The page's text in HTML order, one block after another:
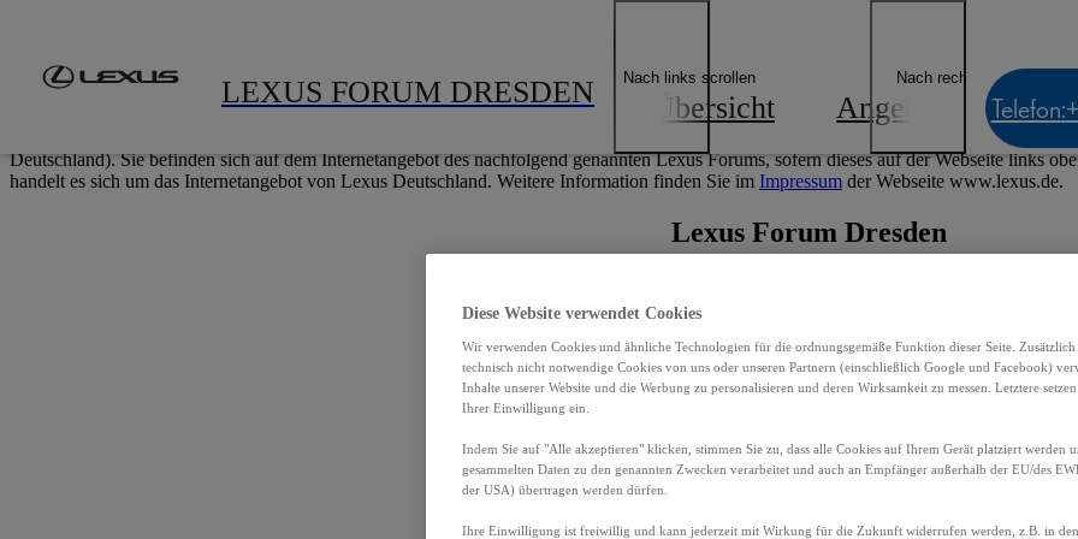
LEXUS FORUM DRESDEN Übersicht Angebote
Nach links scrollen Nach rechts scrollen
Telefon:
Impressum
Einige Seiten, Bereiche und Funktionen dieser Webseite gehören nicht zum Internetangebot des nachfolgend genannten Lexus Forums,
Deutschland). Sie befinden sich auf dem Internetangebot des nachfolgend genannten Lexus Forums, sofern dieses auf der Webseite links
handelt es sich um das Internetangebot von Lexus Deutschland. Weitere Information finden Sie im Impressum der Webseite www.lexus.de.
Lexus Forum Dresden
Tel.: 0351 83715360
E-Mail:info@ais-toyota.de
Herausgeber:
Diese Website verwendet Cookies
Wir verwenden Cookies und ähnliche Technologien für die ordnungsgemäße Funktion dieser Seite. Zusätzlich
technisch nicht notwendige Cookies von uns oder unseren Partnern (einschließlich Google und Facebook)
Inhalte unserer Website und die Werbung zu personalisieren und deren Wirksamkeit zu messen. Letztere
Ihrer Einwilligung ein.
Indem Sie auf "Alle akzeptieren" klicken, stimmen Sie zu, dass alle Cookies auf Ihrem Gerät platziert werden
gesammelten Daten zu den genannten Zwecken verarbeitet und auch an Empfänger außerhalb der EU/des
der USA) übertragen werden dürfen.
Ihre Einwilligung ist freiwillig und kann jederzeit mit Wirkung für die Zukunft widerrufen werden, z.B. in